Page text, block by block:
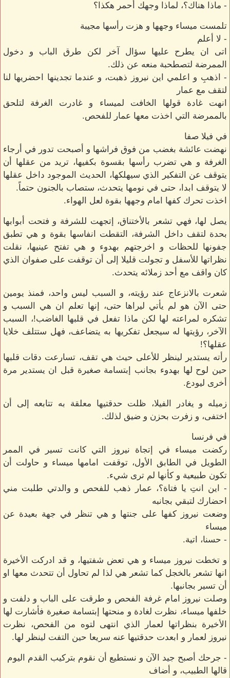
- ماذا هناك؟، لماذا وجهك أحمر هكذا؟
تلمست ميساء وجهها و هزت رأسها مجيبة
- لا أعلم
اتى ان يطرح عليها سؤال آخر لكن طرق الباب و دخول
الممرضة لتصطحبة منعه عن ذلك.
- اذهبِ و اعلمي اين نيروز ذهبت، و عندما تجدينها احضريها لنا
لتقف مع عمار
انهت غادة قولها الخافت لميساء و غادرت الغرفة لتلحق
بالممرضة التي اخذت معها عمار للفحص.
في فيلا صفا
نهضت عائشة بغضب من فوق فراشها و أصبحت تدور في أرجاء
الغرفة و هي تضرب رأسها بقسوة بكفيها، تريد من عقلها أن
يتوقف عن التفكير الذي سيهلكها، الحديث الموجود داخل عقلها
لا يتوقف ابدا، حتى في نومها يتحدث، ستصاب بالجنون حتماً.
اخذت تحرك كفها امام وجهها بقوة لعل الهواء.
يصل لها، فهي تشعر بالأختناق، إتجهت للشرفة و فتحت أبوابها
بحدة لتقف داخل الشرفة، التقطت انفاسها بقوة و هي تطبق
جفونها للحظات و اخرجتهم بهدوء و هي تفتح عينيها، نقلت
نظراتها للأسفل و تجولت قليلا إلى أن توقفت على صفوان الذي
كان واقف مع أحد زملائه يتحدث.
شعرت بالانزعاج عند رؤيته، و السبب ليس واحد، فمنذ يومين
حتى الآن هو لم يأتي ليراها حتى، إنها تعلم ان هي السبب و
تشكره لمراعته لها لكن ماذا تفعل في قلبها الغاضب!، السبب
الآخر، رؤيتها له سيجعل تفكريها به يتضاعف، فهل ستتلف خلايا
عقلها؟!
رأته يستدير لينظر للأعلى حيث هي تقف، تسارعت دقات قلبها
حين لوح لها بهدوء بجانب إبتسامة صغيرة قبل ان يستدير مرة
أخرى ليودع.
زميله و يغادر الفيلا، ظلت حدقتيها معلقة به تتابعه إلى أن
اختفى، و زفرت بحزن و ضيق لذلك.
في فرنسا
ركضت ميساء في إتجاة نيروز التي كانت تسير في الممر
الطويل في الطابق الأول، توقفت امامها ميساء و حاولت أن
تكون طبيعية و كأنها لم ترى شيء.
- اين انتِ يا فتاة؟، عمار ذهب للفحص و والدتي طلبت مني
احضارك لتبقي بجانبه
وضعت نيروز كفها على جنتها و هي تنظر في جهة بعيدة عن
ميساء
- حسنا، اتية.
و تخطت نيروز ميساء و هي تعض شفتيها، و قد ادركت الأخيرة
انها تشعر بالخجل كما تشعر هي لذا لم تحاول أن تتحدث معها او
أن تسير بجانبها.
وصلت نيروز امام غرفة الفحص و طرقت على الباب و دلفت و
خلفها ميساء، نظرت لغادة و منحتها إبتسامة صغيرة فأشارت لها
الأخيرة بنظراتها لعمار الذي انتهى لتوه من الفحص، نظرت
نيروز لعمار و ابعدت حدقتيها عنه سريعا حين التفت لينظر لها.
- جرحك أصبح جيد الآن و نستطيع أن نقوم بتركيب القدم اليوم
قالها الطبيب، و أضاف